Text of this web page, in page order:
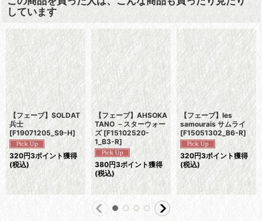
しています
【フェーブ】SOLDAT
兵士
[F19071205_S9-H]
320円3ポイント獲得
(税込)
【フェーブ】AHSOKA
TANO －スターウォー
ズ [F15102520-
1_B3-R]
380円3ポイント獲得
(税込)
【フェーブ】les
samourais サムライ
[F15051302_B6-R]
320円3ポイント獲得
(税込)